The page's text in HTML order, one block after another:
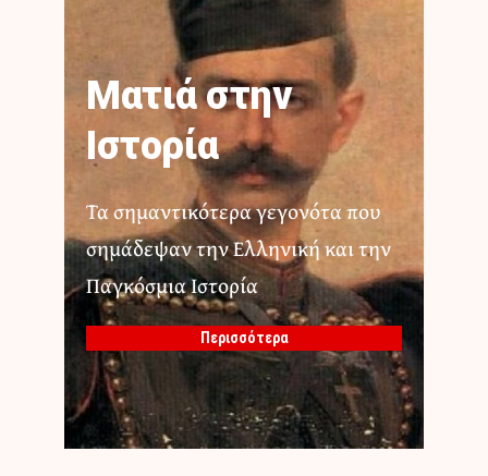
Ματιά στην
Ιστορία
Τα σημαντικότερα γεγονότα που
σημάδεψαν την Ελληνική και την
Παγκόσμια Ιστορία
Περισσότερα